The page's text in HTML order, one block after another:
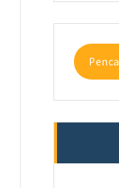
Pencarian
untuk: